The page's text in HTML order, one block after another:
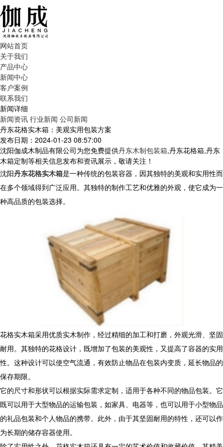
网站首页
关于我们
产品中心
新闻中心
客户案例
联系我们
新闻详细
新闻资讯 行业新闻 公司新闻
丹东花格实木箱：美观实用包装方案
发布日期：2024-01-23 08:57:00
沈阳伽成木制品有限公司为您免费提供丹东木制包装箱,丹东花格箱,丹东
木箱定制等相关信息发布和资讯展示，敬请关注！
沈阳丹东花格实木箱是一种传统的包装容器，因其独特的美观和实用性而
在多个领域得到广泛应用。其独特的制作工艺和优雅的外观，使它成为一
种高品质的包装选择。
花格实木箱采用优质实木制作，经过精细的加工和打磨，外观光滑、坚固
耐用。其独特的花格设计，既增加了包装的美观性，又提高了容器的实用
性。这种设计可以使空气流通，有效防止物品在包装内变质，延长物品的
保存期限。
它的尺寸和形状可以根据实际需求定制，适用于各种不同的物品包装。它
既可以用于大型物品的运输包装，如家具、电器等，也可以用于小型物品
的礼品包装和个人物品的携带。此外，由于其坚固耐用的特性，还可以作
为长期的储存容器使用。